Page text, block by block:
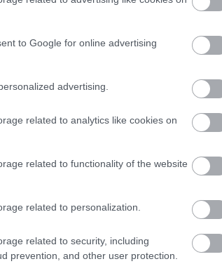
to Google for online advertising
advertising.
related to analytics like cookies on
related to functionality of the website
related to personalization.
related to security, including
prevention, and other user protection.
Ezek az idei nyár
DIVAT